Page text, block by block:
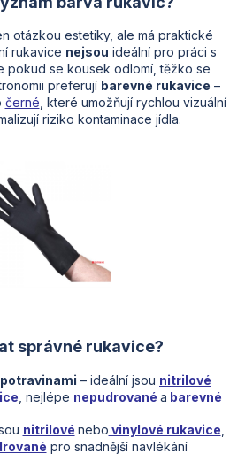
otázkou estetiky, ale má praktické
rukavice nejsou ideální pro práci s
pokud se kousek odlomí, těžko se
preferují barevné rukavice –⁠
černé , které umožňují rychlou vizuální
riziko kontaminace jídla.
správné rukavice?
– ideální jsou nitrilové
, nejlépe nepudrované a barevné
nitrilové nebo vinylové rukavice
pro snadnější navlékání